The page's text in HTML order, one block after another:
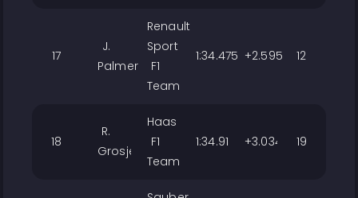
17
J.
Palmer
Renault
Sport
F1
Team
1:34.475 +2.595 12
18
R.
Grosjean
Haas
F1
Team
1:34.914 +3.034 19